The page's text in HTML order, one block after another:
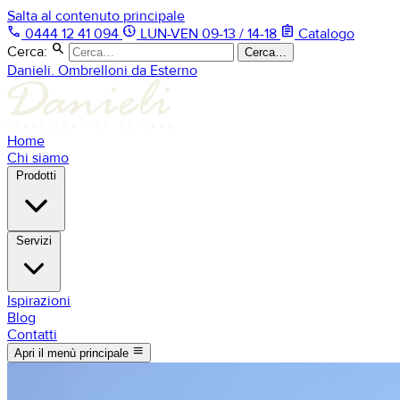
Salta al contenuto principale
phone 0444 12 41 094 nest_clock_farsight_analog LUN-VEN 09-13 / 14-18 assignment Catalogo
Cerca: search Cerca…
Danieli. Ombrelloni da Esterno
Home
Chi siamo
Prodotti
Servizi
Ispirazioni
Blog
Contatti
Apri il menù principale menu